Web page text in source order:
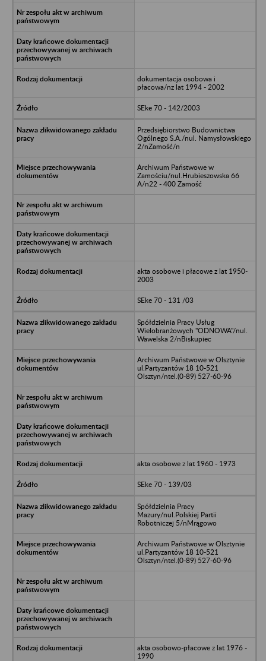
dokumentacja osobowa i
płacowa/nz lat 1994 - 2002
SEke 70 - 142/2003
Przedsiębiorstwo Budownictwa
Ogólnego S.A./nul. Namysłowskiego
2/nZamość/n
Archiwum Państwowe w
Zamościu/nul.Hrubieszowska 66
A/n22 - 400 Zamość
akta osobowe i płacowe z lat 1950-
2003
SEke 70 - 131 /03
Spółdzielnia Pracy Usług
Wielobranżowych "ODNOWA"/nul.
Wawelska 2/nBiskupiec
Archiwum Państwowe w Olsztynie
ul.Partyzantów 18 10-521
Olsztyn/ntel.(0-89) 527-60-96
akta osobowe z lat 1960 - 1973
SEke 70 - 139/03
Spółdzielnia Pracy
Mazury/nul.Polskiej Partii
Robotniczej 5/nMrągowo
Archiwum Państwowe w Olsztynie
ul.Partyzantów 18 10-521
Olsztyn/ntel.(0-89) 527-60-96
akta osobowo-płacowe z lat 1976 -
1990